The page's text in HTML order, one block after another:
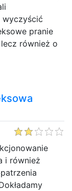
pranie
również o
i również